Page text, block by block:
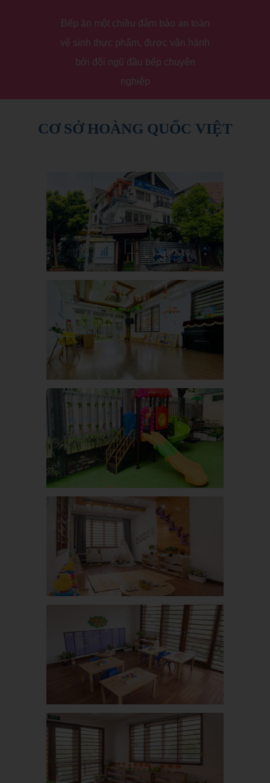
Bếp ăn một chiều đảm bảo an toàn
vệ sinh thực phẩm, được vận hành
bởi đội ngũ đầu bếp chuyên
nghiệp
CƠ SỞ HOÀNG QUỐC VIỆT